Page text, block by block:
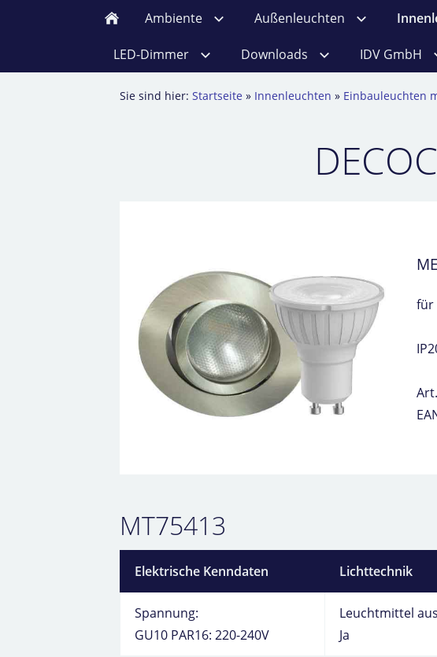
Ambiente Außenleuchten
LED-Dimmer Downloads IDV GmbH
Sie sind hier: Startseite » Innenleuchten » Einbauleuchten
für
MT75413
Elektrische Kenndaten Lichttechnik
Spannung:
GU10 PAR16: 220-240V
Leuchtmittel
Ja